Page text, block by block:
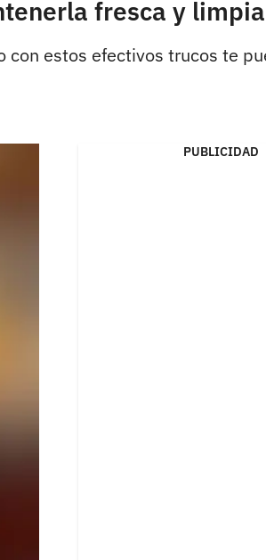
fresca y limpia
con estos efectivos trucos te
PUBLICIDAD